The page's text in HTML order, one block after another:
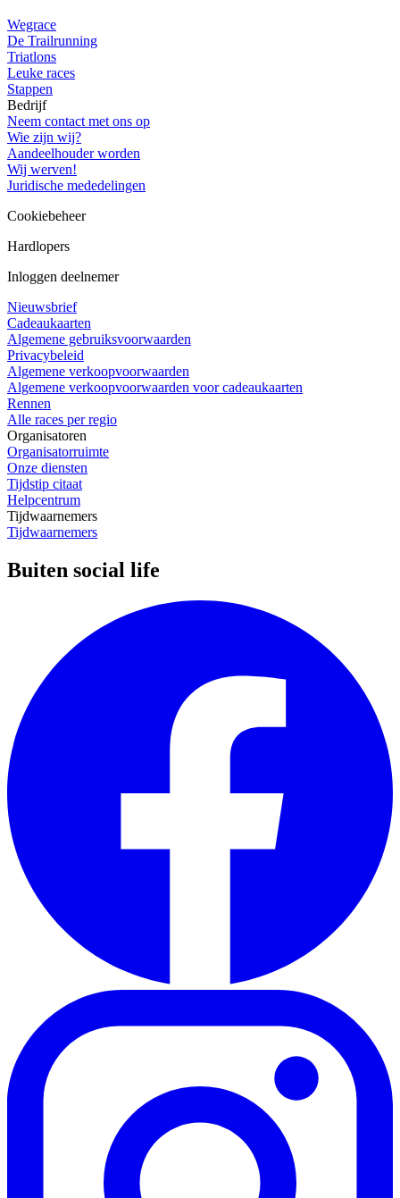
Wegrace
De Trailrunning
Triatlons
Leuke races
Stappen
Bedrijf
Neem contact met ons op
Wie zijn wij?
Aandeelhouder worden
Wij werven!
Juridische mededelingen
Cookiebeheer
Hardlopers
Inloggen deelnemer
Nieuwsbrief
Cadeaukaarten
Algemene gebruiksvoorwaarden
Privacybeleid
Algemene verkoopvoorwaarden
Algemene verkoopvoorwaarden voor cadeaukaarten
Rennen
Alle races per regio
Organisatoren
Organisatorruimte
Onze diensten
Tijdstip citaat
Helpcentrum
Tijdwaarnemers
Tijdwaarnemers
Buiten social life